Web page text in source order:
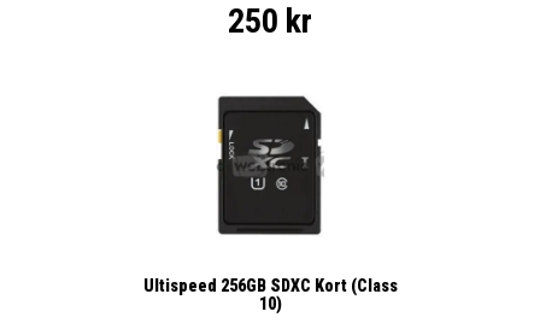
250 kr
Ultispeed 256GB SDXC Kort (Class
10)